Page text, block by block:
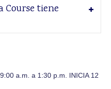
Course tiene
a.m. a 1:30 p.m. INICIA 12